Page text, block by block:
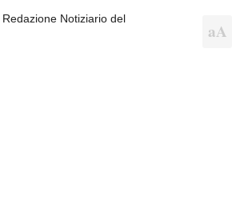
Redazione Notiziario del